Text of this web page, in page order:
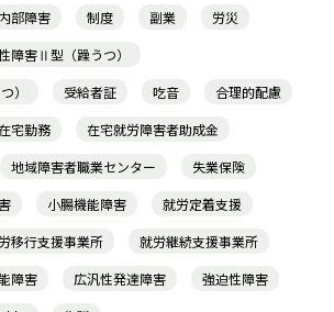
内部障害 制度 副業
労災
障害Ⅱ型（躁うつ）
）
受給者証 吃音
合理的配慮
宅勤務
在宅就労障害者助成金
地域障害者職業センター
失業保険
小腸機能障害
就労定着支援
移行支援事業所
就労継続支援事業所
障害 広汎性発達障害
強迫性障害